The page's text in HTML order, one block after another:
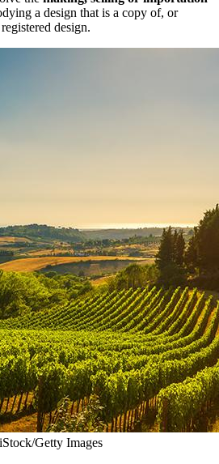
a design that is a copy of, or
design.
Getty Images